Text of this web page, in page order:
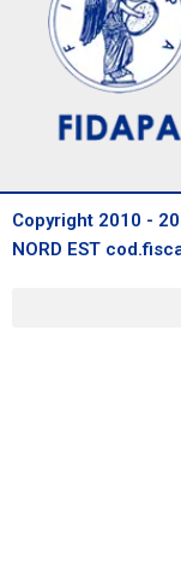
Copyright 2010 -
NORD EST